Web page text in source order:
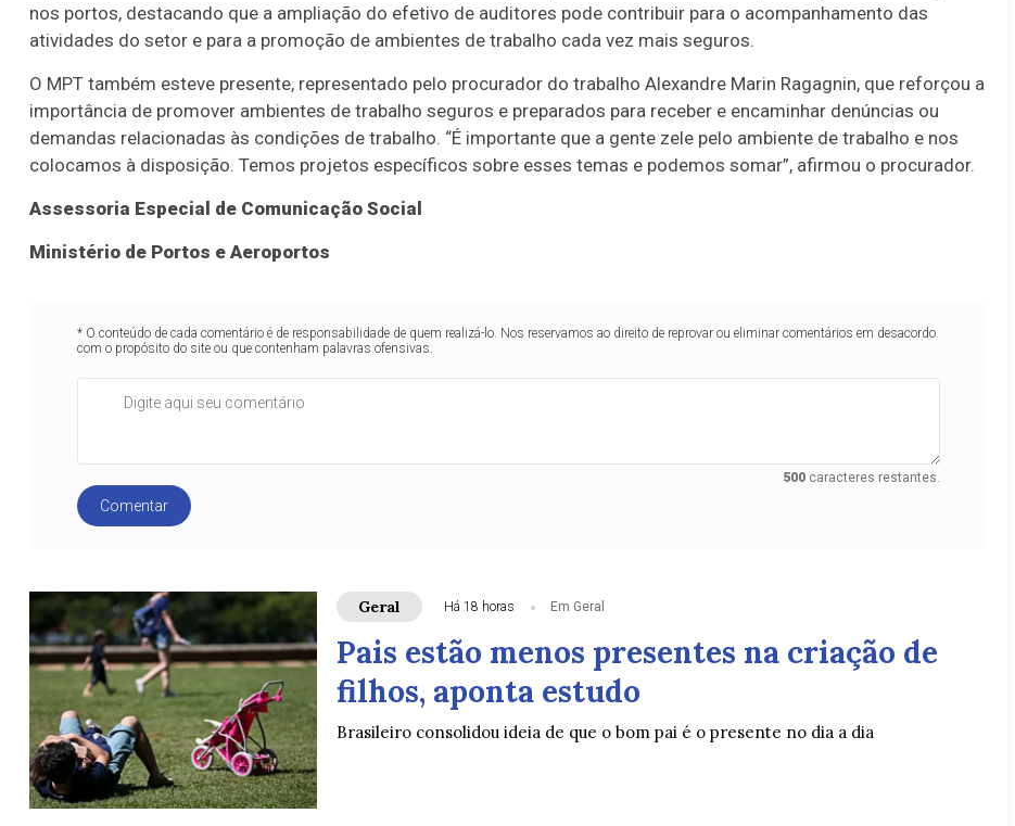
nos portos, destacando que a ampliação do efetivo de auditores pode contribuir para o acompanhamento das
atividades do setor e para a promoção de ambientes de trabalho cada vez mais seguros.
O MPT também esteve presente, representado pelo procurador do trabalho Alexandre Marin Ragagnin, que reforçou a
importância de promover ambientes de trabalho seguros e preparados para receber e encaminhar denúncias ou
demandas relacionadas às condições de trabalho. “É importante que a gente zele pelo ambiente de trabalho e nos
colocamos à disposição. Temos projetos específicos sobre esses temas e podemos somar”, afirmou o procurador.
Assessoria Especial de Comunicação Social
Ministério de Portos e Aeroportos
* O conteúdo de cada comentário é de responsabilidade de quem realizá-lo. Nos reservamos ao direito de reprovar ou eliminar comentários em desacordo
com o propósito do site ou que contenham palavras ofensivas.
500caracteres restantes.
Comentar
Geral Há 18 horas Em Geral
Pais estão menos presentes na criação de
filhos, aponta estudo
Brasileiro consolidou ideia de que o bom pai é o presente no dia a dia